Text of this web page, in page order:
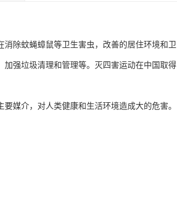
除蚊蝇蟑鼠等卫生害虫，改善的居住环境和卫
强垃圾清理和管理等。灭四害运动在中国取得
媒介，对人类健康和生活环境造成大的危害。